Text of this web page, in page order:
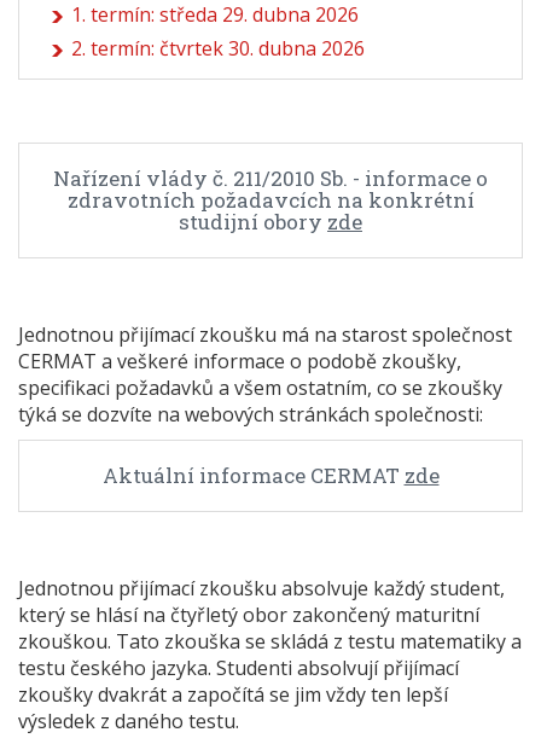
1. termín: středa 29. dubna 2026
2. termín: čtvrtek 30. dubna 2026
Nařízení vlády č. 211/2010 Sb. - informace o
zdravotních požadavcích na konkrétní
studijní obory zde
Jednotnou přijímací zkoušku má na starost společnost
CERMAT a veškeré informace o podobě zkoušky,
specifikaci požadavků a všem ostatním, co se zkoušky
týká se dozvíte na webových stránkách společnosti:
Aktuální informace CERMAT zde
Jednotnou přijímací zkoušku absolvuje každý student,
který se hlásí na čtyřletý obor zakončený maturitní
zkouškou. Tato zkouška se skládá z testu matematiky a
testu českého jazyka. Studenti absolvují přijímací
zkoušky dvakrát a započítá se jim vždy ten lepší
výsledek z daného testu.